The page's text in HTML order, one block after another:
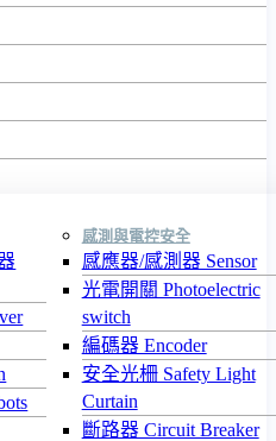
感測與電控安全
感應器/感測器 Sensor
光電開關 Photoelectric
switch
編碼器 Encoder
安全光柵 Safety Light
Curtain
斷路器 Circuit Breaker